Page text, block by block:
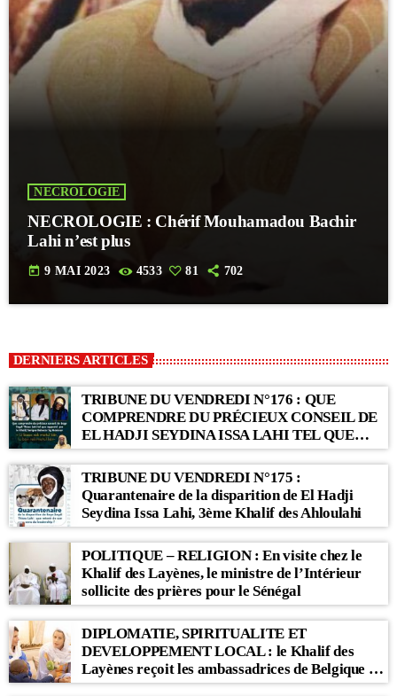
NECROLOGIE
NECROLOGIE : Chérif Mouhamadou Bachir
Lahi n’est plus
today 9 MAI 2023 4533 81 702
DERNIERS ARTICLES
TRIBUNE DU VENDREDI N°176 : QUE
COMPRENDRE DU PRÉCIEUX CONSEIL DE
EL HADJI SEYDINA ISSA LAHI TEL QUE
RAPPORTÉ PAR LE KHALIF SERIGNE
BABACAR SY MANSOUR : « Li Baax Matul
Kër, Li Bon Matul Kër »
TRIBUNE DU VENDREDI N°175 :
Quarantenaire de la disparition de El Hadji
Seydina Issa Lahi, 3ème Khalif des Ahloulahi
POLITIQUE – RELIGION : En visite chez le
Khalif des Layènes, le ministre de l’Intérieur
sollicite des prières pour le Sénégal
DIPLOMATIE, SPIRITUALITE ET
DEVELOPPEMENT LOCAL : le Khalif des
Layènes reçoit les ambassadrices de Belgique et
des Pays-Bas